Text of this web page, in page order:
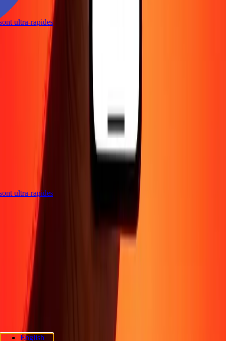
ultra-rapides
ultra-rapides
Entreprise
À proposBlog Devenir agent
Transfert d'argent international
Politique de confidentialité
Avis sur les cookies
générales
Centre d'aide
d'accessibilité
Services Rapide Chèque
Rapide ChèquePolitique de confidentialité Rapide Chèque
English